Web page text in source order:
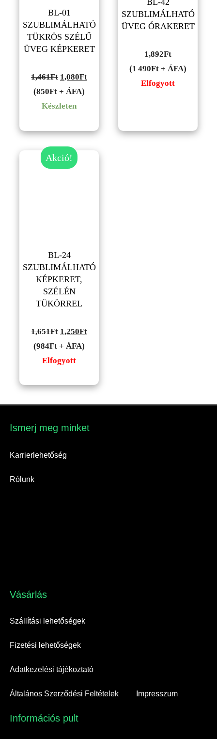
BL-01
SZUBLIMÁLHATÓ
TÜKRÖS SZÉLŰ
ÜVEG KÉPKERET
1,461Ft Original
price
was:
1,080FtCurrent
(850Ft + ÁFA)
Készleten
BL-42
SZUBLIMÁLHATÓ
ÜVEG ÓRAKERET
1,892Ft
(1 490Ft + ÁFA)
Elfogyott
Akció!
BL-24
SZUBLIMÁLHATÓ
KÉPKERET,
SZÉLÉN
TÜKÖRREL
1,651Ft Original
price
was:
1,250FtCurrent
(984Ft + ÁFA)
Elfogyott
Ismerj meg minket​
Karrierlehetőség
Rólunk
Vásárlás​
Szállítási lehetőségek
Fizetési lehetőségek
Adatkezelési tájékoztató
Általános Szerződési Feltételek Impresszum
Információs pult​